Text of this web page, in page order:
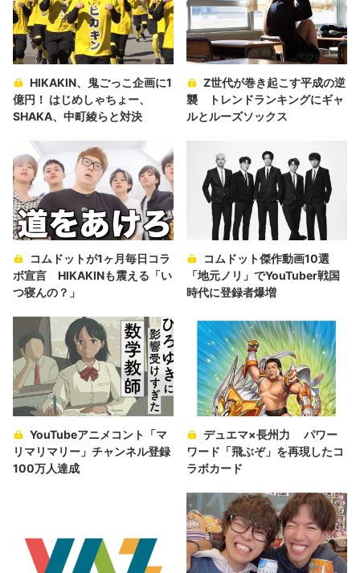
HIKAKIN、鬼ごっこ企画に1
億円！ はじめしゃちょー、
SHAKA、中町綾らと対決
Z世代が巻き起こす平成の逆
襲 トレンドランキングにギャ
ルとルーズソックス
コムドットが1ヶ月毎日コラ
ボ宣言 HIKAKINも震える「い
つ寝んの？」
コムドット傑作動画10選
「地元ノリ」でYouTuber戦国
時代に登録者爆増
YouTubeアニメコント「マ
リマリマリー」チャンネル登録
100万人達成
デュエマ×長州力 パワー
ワード「飛ぶぞ」を再現したコ
ラボカード